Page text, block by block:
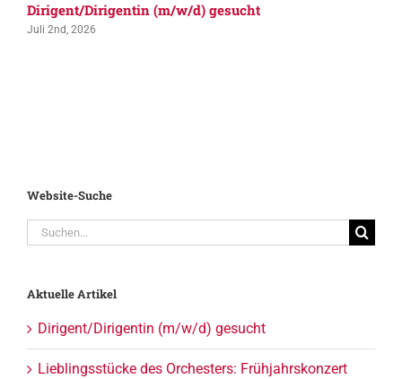
Dirigent/Dirigentin (m/w/d) gesucht
Juli 2nd, 2026
Website-Suche
Suche
nach:
Aktuelle Artikel
Dirigent/Dirigentin (m/w/d) gesucht
Lieblingsstücke des Orchesters: Frühjahrskonzert